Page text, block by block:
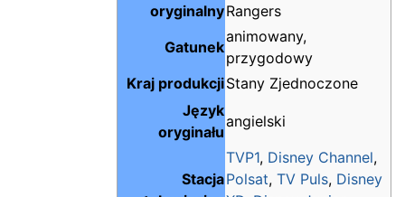
oryginalnyRangers
Gatunek
animowany,
przygodowy
Kraj produkcjiStany Zjednoczone
Język
oryginału
angielski
Stacja
TVP1, Disney Channel,
Polsat, TV Puls, Disney